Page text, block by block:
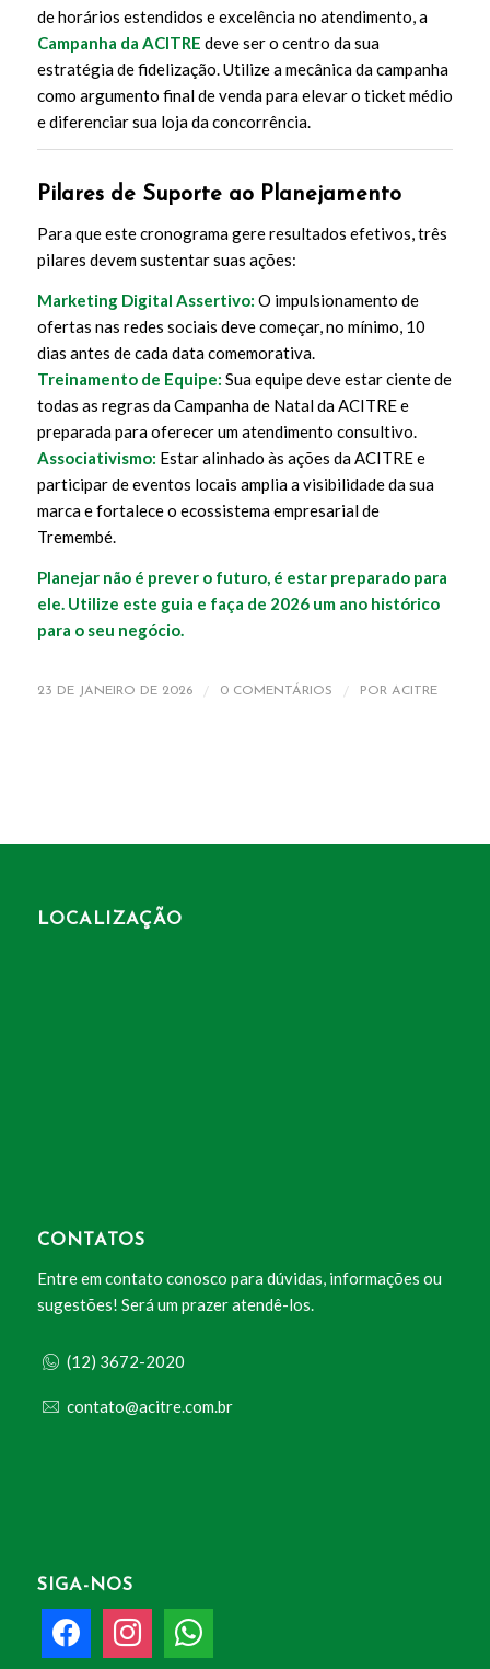
de horários estendidos e excelência no atendimento, a
Campanha da ACITRE deve ser o centro da sua
estratégia de fidelização. Utilize a mecânica da campanha
como argumento final de venda para elevar o ticket médio
e diferenciar sua loja da concorrência.
Pilares de Suporte ao Planejamento
Para que este cronograma gere resultados efetivos, três
pilares devem sustentar suas ações:
Marketing Digital Assertivo: O impulsionamento de
ofertas nas redes sociais deve começar, no mínimo, 10
dias antes de cada data comemorativa.
Treinamento de Equipe: Sua equipe deve estar ciente de
todas as regras da Campanha de Natal da ACITRE e
preparada para oferecer um atendimento consultivo.
Associativismo: Estar alinhado às ações da ACITRE e
participar de eventos locais amplia a visibilidade da sua
marca e fortalece o ecossistema empresarial de
Tremembé.
Planejar não é prever o futuro, é estar preparado para
ele. Utilize este guia e faça de 2026 um ano histórico
para o seu negócio.
23 DE JANEIRO DE 2026 / 0 COMENTÁRIOS / POR ACITRE
LOCALIZAÇÃO
CONTATOS
Entre em contato conosco para dúvidas, informações ou
sugestões! Será um prazer atendê-los.
(12) 3672-2020
contato@acitre.com.br
SIGA-NOS
facebook instagram whatsapp